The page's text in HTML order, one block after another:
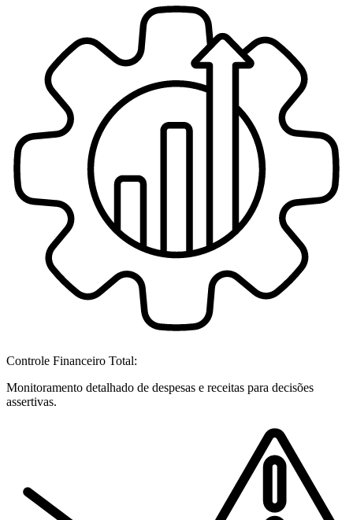
Controle Financeiro Total:
Monitoramento detalhado de despesas e receitas para decisões
assertivas.